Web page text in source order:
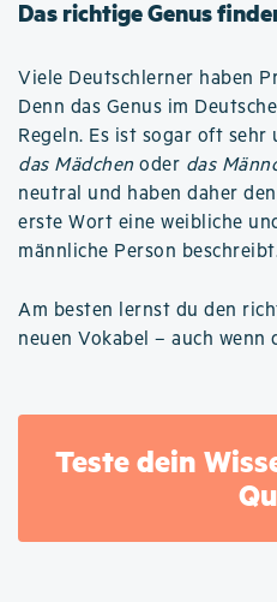
Das richtige Genus
Viele Deutschlerner haben
Denn das Genus im
Regeln. Es ist sogar oft sehr
das Mädchen oder das
neutral und haben daher
erste Wort eine weibliche
männliche Person
Am besten lernst du den
neuen Vokabel – auch
Teste dein